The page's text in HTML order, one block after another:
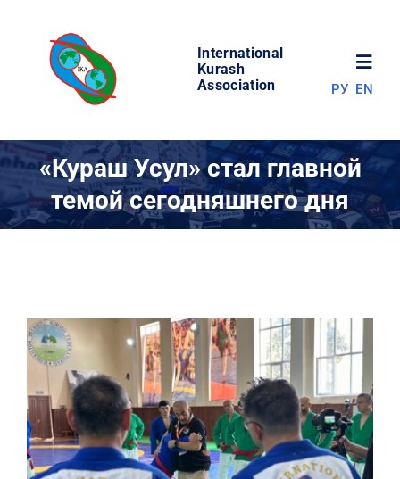
content
International
Kurash
Association
МИР КУРАША
РЕЗУЛЬТАТЫ
КОНТАКТЫ
РУ EN
«Кураш Усул» стал главной
темой сегодняшнего дня